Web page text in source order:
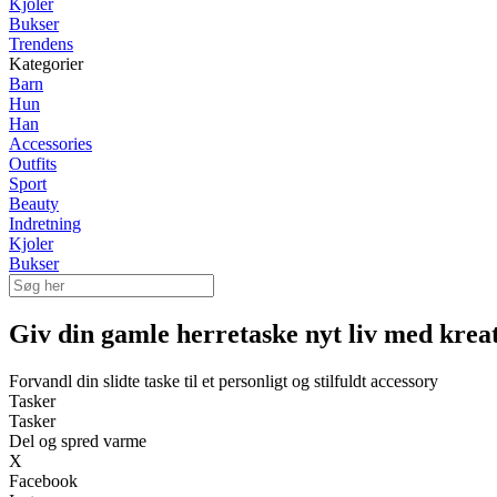
Kjoler
Bukser
Trendens
Kategorier
Barn
Hun
Han
Accessories
Outfits
Sport
Beauty
Indretning
Kjoler
Bukser
Giv din gamle herretaske nyt liv med
Forvandl din slidte taske til et personligt og stilfuldt accessory
Tasker
Tasker
Del og spred varme
X
Facebook